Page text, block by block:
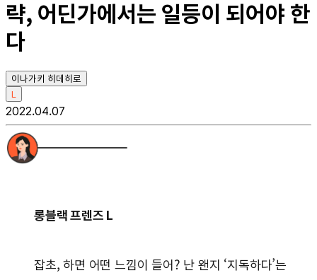
략, 어딘가에서는 일등이 되어야 한
다
이나가키 히데히로
L
2022.04.07
롱블랙 프렌즈 L
잡초, 하면 어떤 느낌이 들어? 난 왠지 ‘지독하다’는